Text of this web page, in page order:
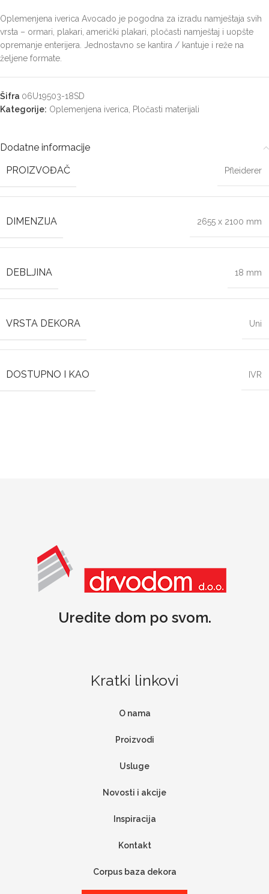
Oplemenjena iverica Avocado je pogodna za izradu namještaja svih
vrsta – ormari, plakari, američki plakari, pločasti namještaj i uopšte
opremanje enterijera. Jednostavno se kantira / kantuje i reže na
željene formate.
Šifra 06U19503-18SD
Kategorije: Oplemenjena iverica Pločasti materijali
Dodatne informacije
PROIZVOĐAČ
Pfleiderer
DIMENZIJA 2655 x 2100 mm
DEBLJINA 18 mm
VRSTA DEKORA Uni
DOSTUPNO I KAO IVR
Uredite dom po svom.
Kratki linkovi
O nama
Proizvodi
Usluge
Novosti i akcije
Inspiracija
Kontakt
Corpus baza dekora